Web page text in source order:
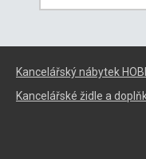
Kancelářský nábytek
Kancelářské židle a